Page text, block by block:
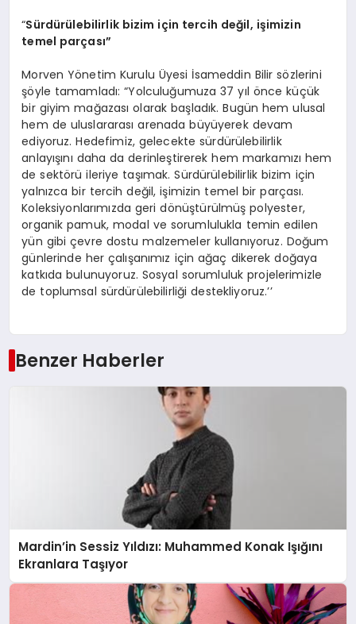
“Sürdürülebilirlik bizim için tercih değil, işimizin
temel parçası”
Morven Yönetim Kurulu Üyesi İsameddin Bilir sözlerini
şöyle tamamladı: “Yolculuğumuza 37 yıl önce küçük
bir giyim mağazası olarak başladık. Bugün hem ulusal
hem de uluslararası arenada büyüyerek devam
ediyoruz. Hedefimiz, gelecekte sürdürülebilirlik
anlayışını daha da derinleştirerek hem markamızı hem
de sektörü ileriye taşımak. Sürdürülebilirlik bizim için
yalnızca bir tercih değil, işimizin temel bir parçası.
Koleksiyonlarımızda geri dönüştürülmüş polyester,
organik pamuk, modal ve sorumlulukla temin edilen
yün gibi çevre dostu malzemeler kullanıyoruz. Doğum
günlerinde her çalışanımız için ağaç dikerek doğaya
katkıda bulunuyoruz. Sosyal sorumluluk projelerimizle
de toplumsal sürdürülebilirliği destekliyoruz.’’
Benzer Haberler
Mardin’in Sessiz Yıldızı: Muhammed Konak Işığını
Ekranlara Taşıyor